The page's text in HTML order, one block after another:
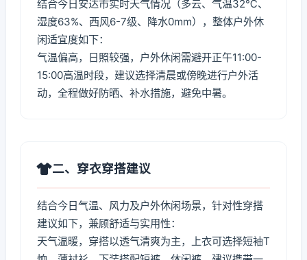
结合今日安达市实时天气情况（多云、气温32℃、
湿度63%、西风6-7级、降水0mm），整体户外休
闲适宜度如下：
气温偏高，日照较强，户外休闲需避开正午11:00-
15:00高温时段，建议选择清晨或傍晚进行户外活
动，全程做好防晒、补水措施，避免中暑。
二、穿衣穿搭建议
结合今日气温、风力及户外休闲场景，针对性穿搭
建议如下，兼顾舒适与实用性：
天气温暖，穿搭以透气清爽为主，上衣可选择短袖T